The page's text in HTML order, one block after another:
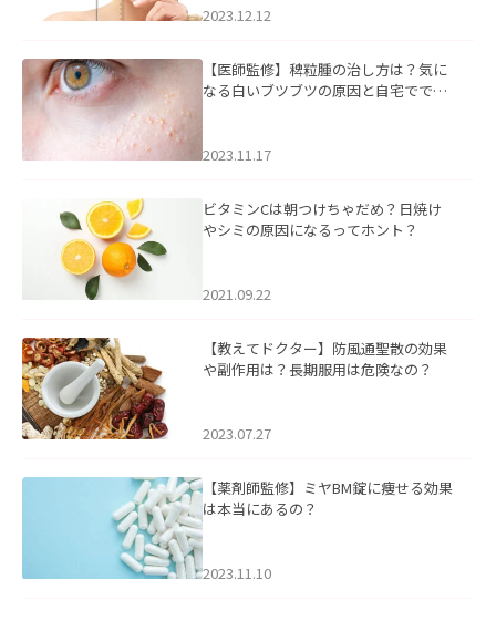
2023.12.12
【医師監修】稗粒腫の治し方は？気に
なる白いブツブツの原因と自宅ででき
2023.11.17
ビタミンCは朝つけちゃだめ？日焼け
やシミの原因になるってホント？
2021.09.22
【教えてドクター】防風通聖散の効果
や副作用は？長期服用は危険なの？
2023.07.27
【薬剤師監修】ミヤBM錠に痩せる効果
は本当にあるの？
2023.11.10